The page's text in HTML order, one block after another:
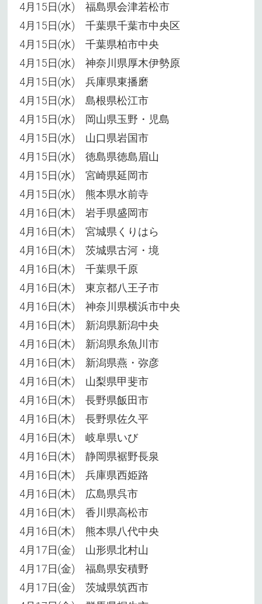
4月15日(水) 福島県会津若松市
4月15日(水) 千葉県千葉市中央区
4月15日(水) 千葉県柏市中央
4月15日(水) 神奈川県厚木伊勢原
4月15日(水) 兵庫県東播磨
4月15日(水) 島根県松江市
4月15日(水) 岡山県玉野・児島
4月15日(水) 山口県岩国市
4月15日(水) 徳島県徳島眉山
4月15日(水) 宮崎県延岡市
4月15日(水) 熊本県水前寺
4月16日(木) 岩手県盛岡市
4月16日(木) 宮城県くりはら
4月16日(木) 茨城県古河・境
4月16日(木) 千葉県千原
4月16日(木) 東京都八王子市
4月16日(木) 神奈川県横浜市中央
4月16日(木) 新潟県新潟中央
4月16日(木) 新潟県糸魚川市
4月16日(木) 新潟県燕・弥彦
4月16日(木) 山梨県甲斐市
4月16日(木) 長野県飯田市
4月16日(木) 長野県佐久平
4月16日(木) 岐阜県いび
4月16日(木) 静岡県裾野長泉
4月16日(木) 兵庫県西姫路
4月16日(木) 広島県呉市
4月16日(木) 香川県高松市
4月16日(木) 熊本県八代中央
4月17日(金) 山形県北村山
4月17日(金) 福島県安積野
4月17日(金) 茨城県筑西市